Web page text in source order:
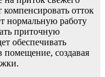
отток
нормальную работу
приточную
обеспечивать
помещение, создавая